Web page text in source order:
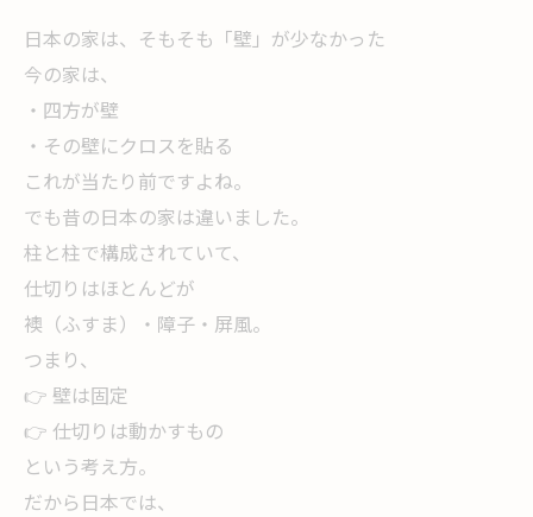
日本の家は、そもそも「壁」が少なかった
今の家は、
・四方が壁
・その壁にクロスを貼る
これが当たり前ですよね。
でも昔の日本の家は違いました。
柱と柱で構成されていて、
仕切りはほとんどが
襖（ふすま）・障子・屏風。
つまり、
👉 壁は固定
👉 仕切りは動かすもの
という考え方。
だから日本では、